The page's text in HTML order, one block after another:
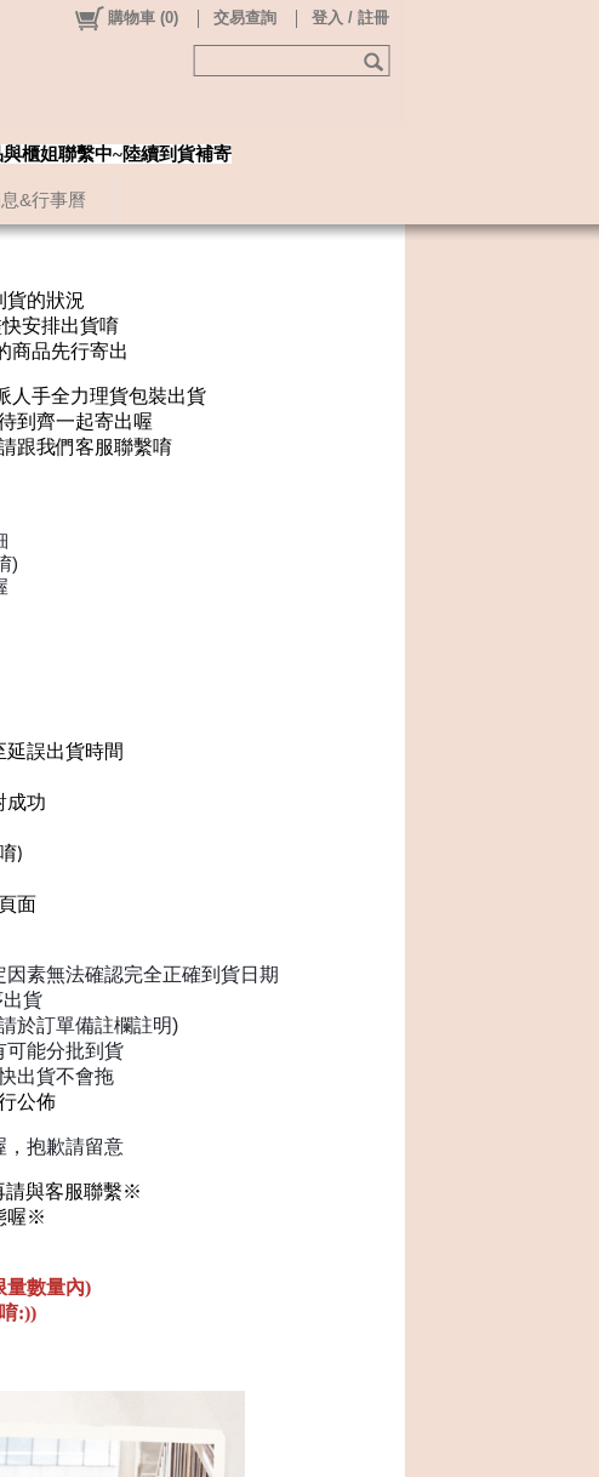
&行事曆
購物車 (0) 交易查詢 登入 / 註冊
櫃姐聯繫中~陸續到貨補寄